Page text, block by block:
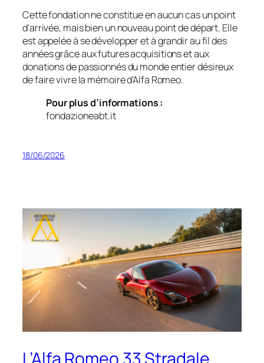
Cette fondation ne constitue en aucun cas un point
d’arrivée, mais bien un nouveau point de départ. Elle
est appelée à se développer et à grandir au fil des
années grâce aux futures acquisitions et aux
donations de passionnés du monde entier désireux
de faire vivre la mémoire d’Alfa Romeo.
Pour plus d’informations :
fondazioneabt.it
18/06/2026